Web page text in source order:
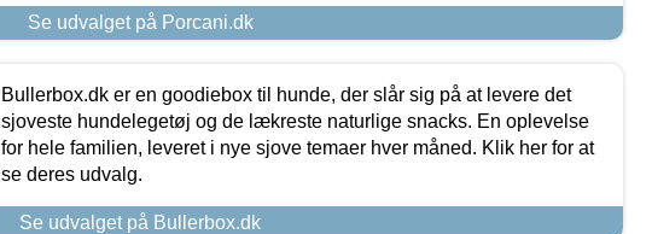
Se udvalget på Porcani.dk
Bullerbox.dk er en goodiebox til hunde, der slår sig på at levere det
sjoveste hundelegetøj og de lækreste naturlige snacks. En oplevelse
for hele familien, leveret i nye sjove temaer hver måned. Klik her for at
se deres udvalg.
Se udvalget på Bullerbox.dk